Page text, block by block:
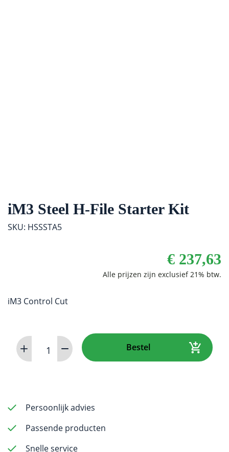
iM3 Steel H-File Starter Kit
SKU: HSSSTA5
€ 237,63
iM3 Control Cut
iM3
Steel
Kit
Bestel
Persoonlijk advies
Passende producten
Snelle service